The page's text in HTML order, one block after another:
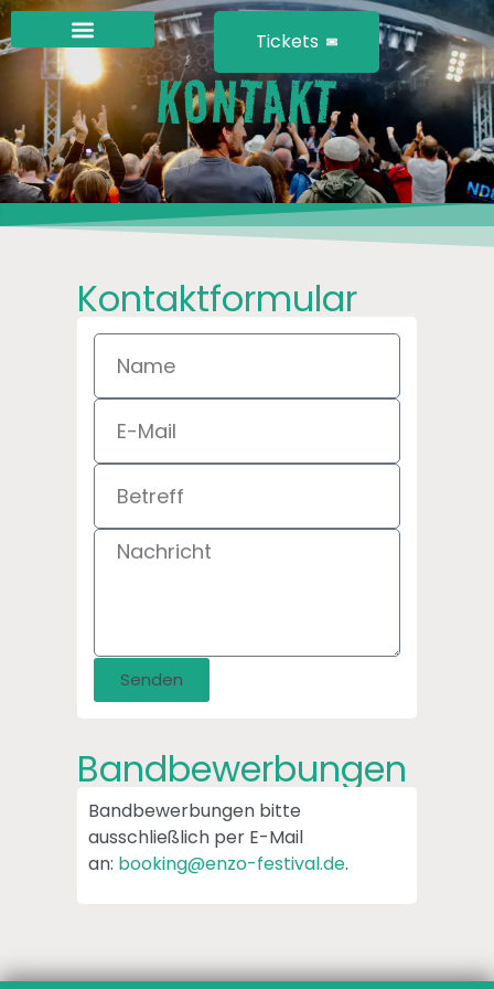
Tickets
KONTAKT
Kontaktformular
Senden
Bandbewerbungen
Bandbewerbungen bitte
ausschließlich per E-Mail
an: booking@enzo-festival.de.